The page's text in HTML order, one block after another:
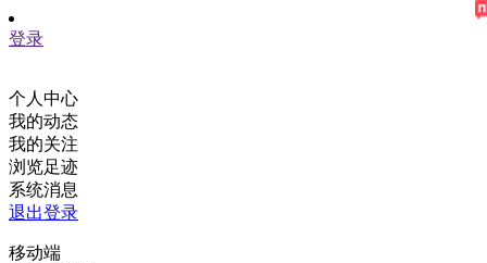
登录
个人中心
我的动态
我的关注
浏览足迹
系统消息
退出登录
移动端